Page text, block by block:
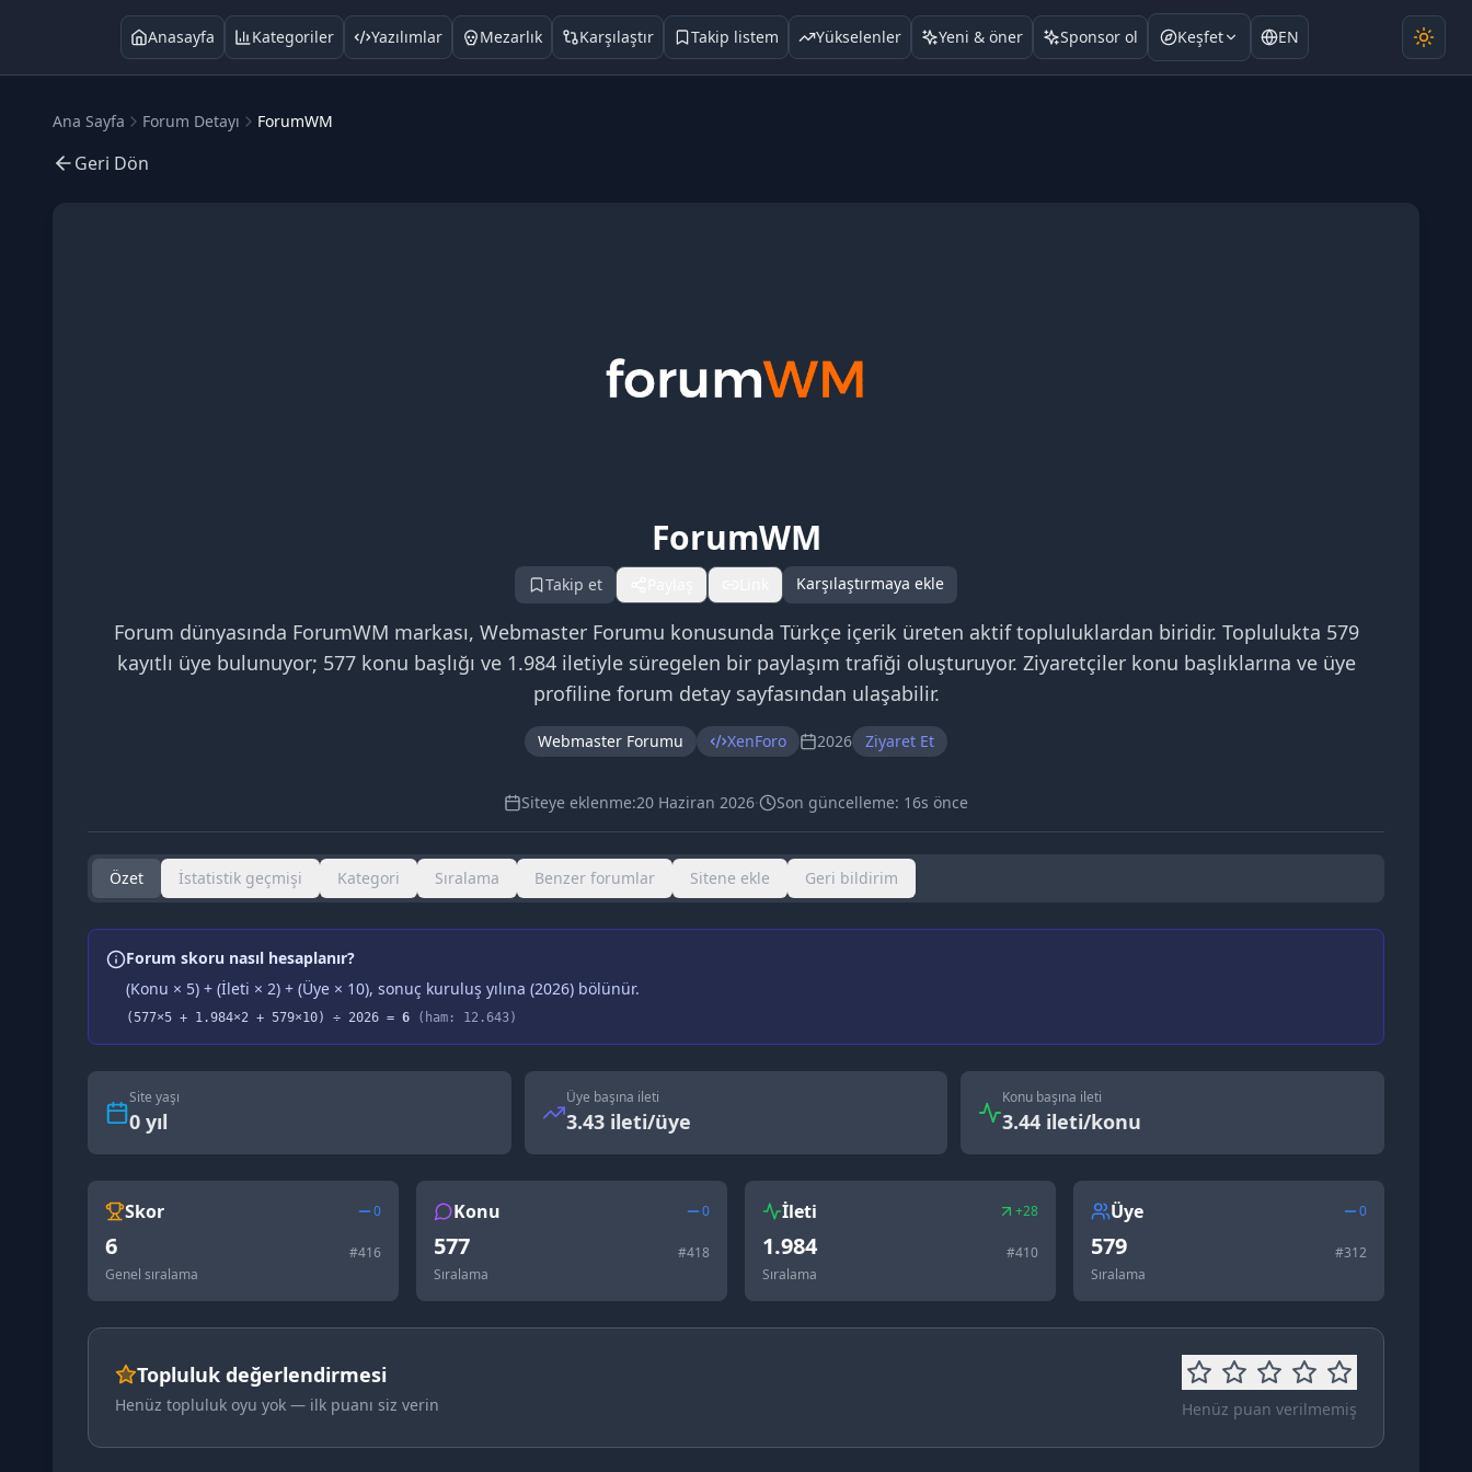
Anasayfa Kategoriler Yazılımlar Mezarlık Karşılaştır Takip listem Yükselenler Yeni & öner Sponsor ol Keşfet EN
Ana Sayfa Forum Detayı ForumWM
Geri Dön
ForumWM
Takip et Karşılaştırmaya ekle
Forum dünyasında ForumWM markası, Webmaster Forumu konusunda Türkçe içerik üreten aktif topluluklardan biridir. Toplulukta 579
kayıtlı üye bulunuyor; 577 konu başlığı ve 1.984 iletiyle süregelen bir paylaşım trafiği oluşturuyor. Ziyaretçiler konu başlıklarına ve üye
profiline forum detay sayfasından ulaşabilir.
Webmaster Forumu XenForo 2026 Ziyaret Et
Siteye eklenme:20 Haziran 2026· Son güncelleme: 16s önce
Özet İstatistik geçmişi Kategori Sıralama Benzer forumlar Sitene ekle Geri bildirim
Forum skoru nasıl hesaplanır?
(Konu × 5) + (İleti × 2) + (Üye × 10), sonuç kuruluş yılına (2026) bölünür.
(577×5 + 1.984×2 + 579×10) ÷ 2026 = 6 (ham: 12.643)
Site yaşı
0 yıl
Üye başına ileti
3.43 ileti/üye
Konu başına ileti
3.44 ileti/konu
Skor 0
6 #416
Genel sıralama
Konu 0
577 #418
Sıralama
İleti +28
1.984 #410
Sıralama
Üye 0
579 #312
Sıralama
Topluluk değerlendirmesi
Henüz topluluk oyu yok — ilk puanı siz verin Henüz puan verilmemiş